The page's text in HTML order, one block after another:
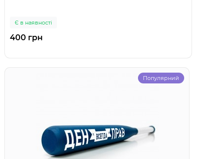
Є в наявності
400 грн
Популярний